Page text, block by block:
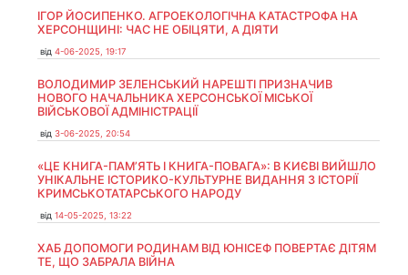
ІГОР ЙОСИПЕНКО. АГРОЕКОЛОГІЧНА КАТАСТРОФА НА
ХЕРСОНЩИНІ: ЧАС НЕ ОБІЦЯТИ, А ДІЯТИ
від 4-06-2025, 19:17
ВОЛОДИМИР ЗЕЛЕНСЬКИЙ НАРЕШТІ ПРИЗНАЧИВ
НОВОГО НАЧАЛЬНИКА ХЕРСОНСЬКОЇ МІСЬКОЇ
ВІЙСЬКОВОЇ АДМІНІСТРАЦІЇ
від 3-06-2025, 20:54
«ЦЕ КНИГА-ПАМ’ЯТЬ І КНИГА-ПОВАГА»: В КИЄВІ ВИЙШЛО
УНІКАЛЬНЕ ІСТОРИКО-КУЛЬТУРНЕ ВИДАННЯ З ІСТОРІЇ
КРИМСЬКОТАТАРСЬКОГО НАРОДУ
від 14-05-2025, 13:22
ХАБ ДОПОМОГИ РОДИНАМ ВІД ЮНІСЕФ ПОВЕРТАЄ ДІТЯМ
ТЕ, ЩО ЗАБРАЛА ВІЙНА